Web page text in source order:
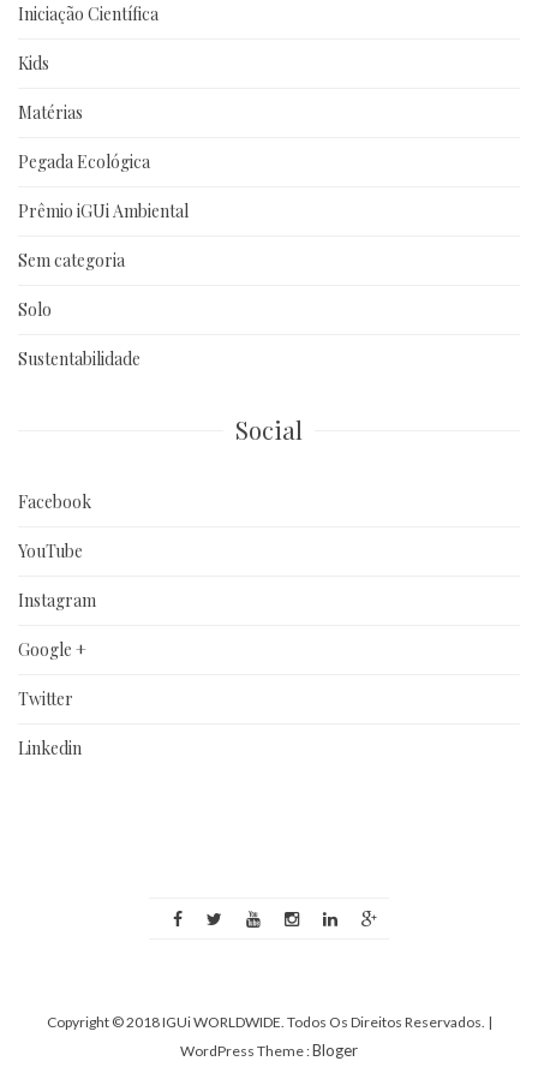
Iniciação Científica
Kids
Matérias
Pegada Ecológica
Prêmio iGUi Ambiental
Sem categoria
Solo
Sustentabilidade
Social
Facebook
YouTube
Instagram
Google +
Twitter
Linkedin
Copyright © 2018 IGUi WORLDWIDE. Todos Os Direitos Reservados. |
WordPress Theme :Bloger